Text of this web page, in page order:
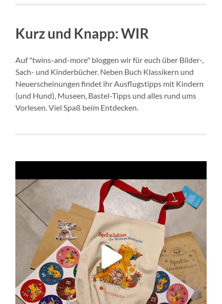
Kurz und Knapp: WIR
Auf "twins-and-more" bloggen wir für euch über Bilder-,
Sach- und Kinderbücher. Neben Buch Klassikern und
Neuerscheinungen findet ihr Ausflugstipps mit Kindern
(und Hund), Museen, Bastel-Tipps und alles rund ums
Vorlesen. Viel Spaß beim Entdecken.